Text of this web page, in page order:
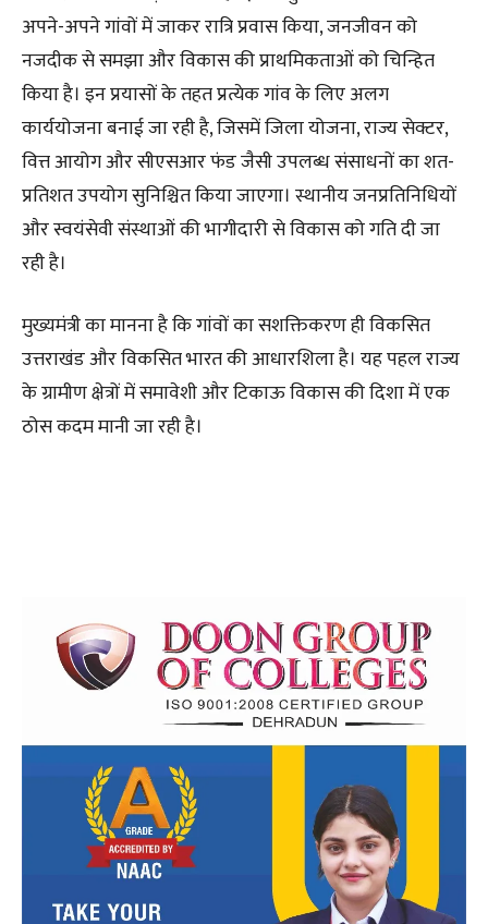
अपने-अपने गांवों में जाकर रात्रि प्रवास किया, जनजीवन को
नजदीक से समझा और विकास की प्राथमिकताओं को चिन्हित
किया है। इन प्रयासों के तहत प्रत्येक गांव के लिए अलग
कार्ययोजना बनाई जा रही है, जिसमें जिला योजना, राज्य सेक्टर,
वित्त आयोग और सीएसआर फंड जैसी उपलब्ध संसाधनों का शत-
प्रतिशत उपयोग सुनिश्चित किया जाएगा। स्थानीय जनप्रतिनिधियों
और स्वयंसेवी संस्थाओं की भागीदारी से विकास को गति दी जा
रही है।
मुख्यमंत्री का मानना है कि गांवों का सशक्तिकरण ही विकसित
उत्तराखंड और विकसित भारत की आधारशिला है। यह पहल राज्य
के ग्रामीण क्षेत्रों में समावेशी और टिकाऊ विकास की दिशा में एक
ठोस कदम मानी जा रही है।